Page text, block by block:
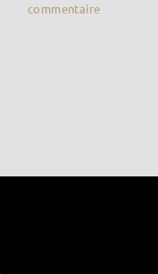
commentaire